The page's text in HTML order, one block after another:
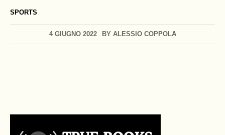
SPORTS
4 GIUGNO 2022 BY ALESSIO COPPOLA